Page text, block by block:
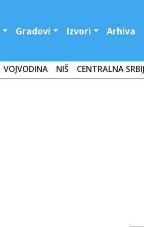
Gradovi Izvori Arhiva
VOJVODINA NIŠ CENTRALNA